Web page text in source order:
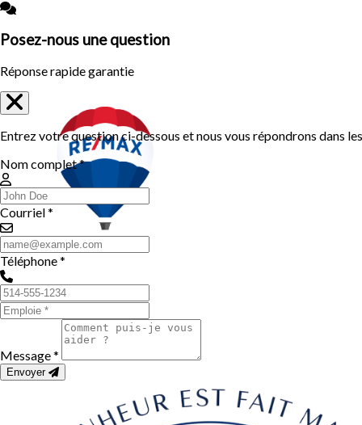
Posez-nous une question
Réponse rapide garantie
Entrez votre question ci-dessous et nous vous répondrons dans
Nom complet *
Courriel *
Téléphone *
Message *
Envoyer